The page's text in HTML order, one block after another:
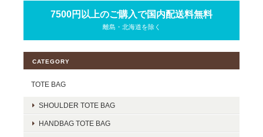
7500円以上のご購入で国内配送料無料
離島・北海道を除く
CATEGORY
TOTE BAG
SHOULDER TOTE BAG
HANDBAG TOTE BAG